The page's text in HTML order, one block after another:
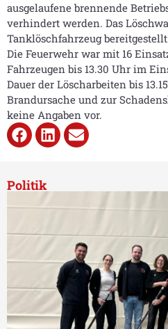
ausgelaufene brennende
verhindert werden. Das
Tanklöschfahrzeug
Die Feuerwehr war mit 16
Fahrzeugen bis 13.30 Uhr im
Dauer der Löscharbeiten bis
Brandursache und zur
keine Angaben vor.
Politik